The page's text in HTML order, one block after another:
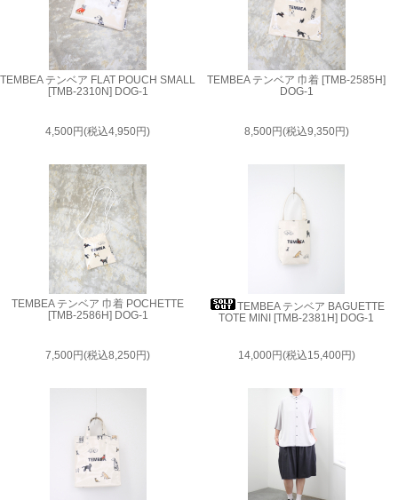
TEMBEA テンベア FLAT POUCH SMALL
[TMB-2310N] DOG-1
4,500円(税込4,950円)
TEMBEA テンベア 巾着 [TMB-2585H]
DOG-1
8,500円(税込9,350円)
TEMBEA テンベア 巾着 POCHETTE
[TMB-2586H] DOG-1
7,500円(税込8,250円)
TEMBEA テンベア BAGUETTE
TOTE MINI [TMB-2381H] DOG-1
14,000円(税込15,400円)